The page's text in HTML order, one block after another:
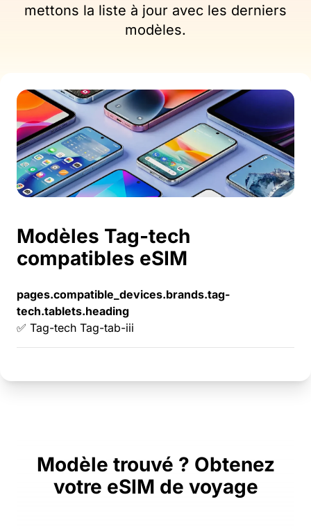
mettons la liste à jour avec les derniers
modèles.
Modèles Tag-tech
compatibles eSIM
pages.compatible_devices.brands.tag-
tech.tablets.heading
✅ Tag-tech Tag-tab-iii
Modèle trouvé ? Obtenez
votre eSIM de voyage